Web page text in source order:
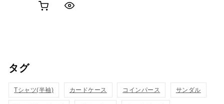
タグ
Tシャツ(半袖) カードケース コインパース サンダル